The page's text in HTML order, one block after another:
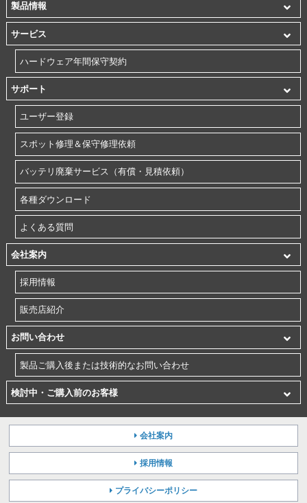
製品情報
サービス
ハードウェア年間保守契約
サポート
ユーザー登録
スポット修理＆保守修理依頼
バッテリ廃棄サービス（有償・見積依頼）
各種ダウンロード
よくある質問
会社案内
採用情報
販売店紹介
お問い合わせ
製品ご購入後または技術的なお問い合わせ
検討中・ご購入前のお客様
会社案内
採用情報
プライバシーポリシー